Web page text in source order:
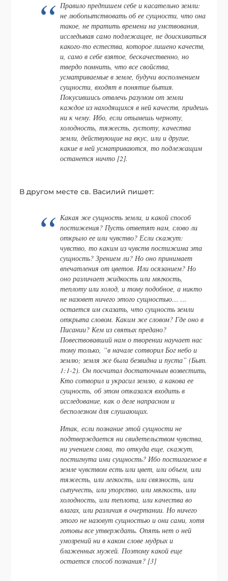
Правило предпишем себе и касательно земли:
не любопытствовать об ее сущности, что она
такое, не тратить времени на умствования,
исследывая само подлежащее, не доискиваться
какого-то естества, которое лишено качеств,
и, само в себе взятое, бескачественно, но
твердо помнить, что все свойства,
усматриваемые в земле, будучи восполнением
сущности, входят в понятие бытия.
Покусившись отвлечь разумом от земли
каждое из находящихся в ней качеств, придешь
ни к чему. Ибо, если отымешь черноту,
холодность, тяжесть, густоту, качества
земли, действующие на вкус, или и другие,
какие в ней усматриваются, то подлежащим
останется ничто [2].
В другом месте св. Василий пишет:
Какая же сущность земли, и какой способ
постижения? Пусть ответят нам, слово ли
открыло ее или чувство? Если скажут:
чувство, то каким из чувств постижима эта
сущность? Зрением ли? Но оно принимает
впечатления от цветов. Или осязанием? Но
оно различает жидкость или мягкость,
теплоту или холод, и тому подобное, а никто
не назовет ничего этого сущностью… …
остается им сказать, что сущность земли
открыта словом. Каким же словом? Где оно в
Писании? Кем из святых предано?
Повествовавший нам о творении научает нас
тому только, “в начале сотворил Бог небо и
землю; земля же была безвидна и пуста” (Быт.
1:1-2). Он посчитал достаточным возвестить,
Кто сотворил и украсил землю, а какова ее
сущность, об этом отказался входить в
исследование, как о деле напрасном и
бесполезном для слушающих.
Итак, если познание этой сущности не
подтверждается ни свидетельством чувства,
ни учением слова, то откуда еще, скажут,
постигнута ими сущность? Ибо постигаемое в
земле чувством есть или цвет, или объем, или
тяжесть, или легкость, или связность, или
сыпучесть, или упорство, или мягкость, или
холодность, или теплота, или качества во
влагах, или различия в очертании. Но ничего
этого не назовут сущностью и они сами, хотя
готовы все утверждать. Опять нет о ней
умозрений ни в каком слове мудрых и
блаженных мужей. Поэтому какой еще
остается способ познания? [3]